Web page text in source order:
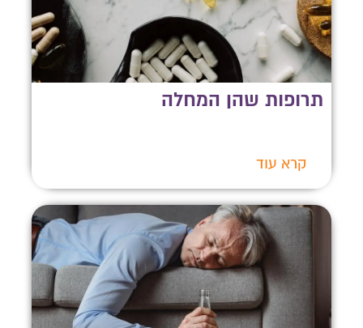
צרו איתנו קשר
השאירו פרטים ונחזור אליכם לשיחת יעוץ אנונימית
תרופות שהן המחלה
קרא עוד